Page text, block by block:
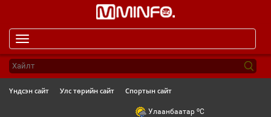
navigation
Үндсэн сайт Улс төрийн сайт Спортын сайт
Улаанбаатар oC